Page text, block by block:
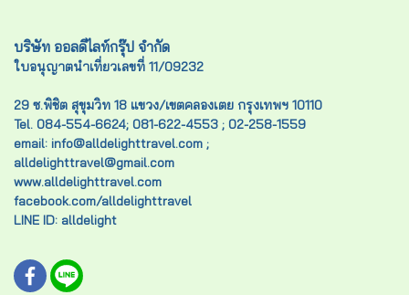
บริษัท ออลดีไลท์กรุ๊ป จำกัด
ใบอนุญาตนำเที่ยวเลขที่ 11/09232
29 ซ.พิชิต สุขุมวิท 18 แขวง/เขตคลองเตย กรุงเทพฯ 10110
Tel. 084-554-6624; 081-622-4553 ; 02-258-1559
email: info@alldelighttravel.com ;
alldelighttravel@gmail.com
www.alldelighttravel.com
facebook.com/alldelighttravel
LINE ID: alldelight